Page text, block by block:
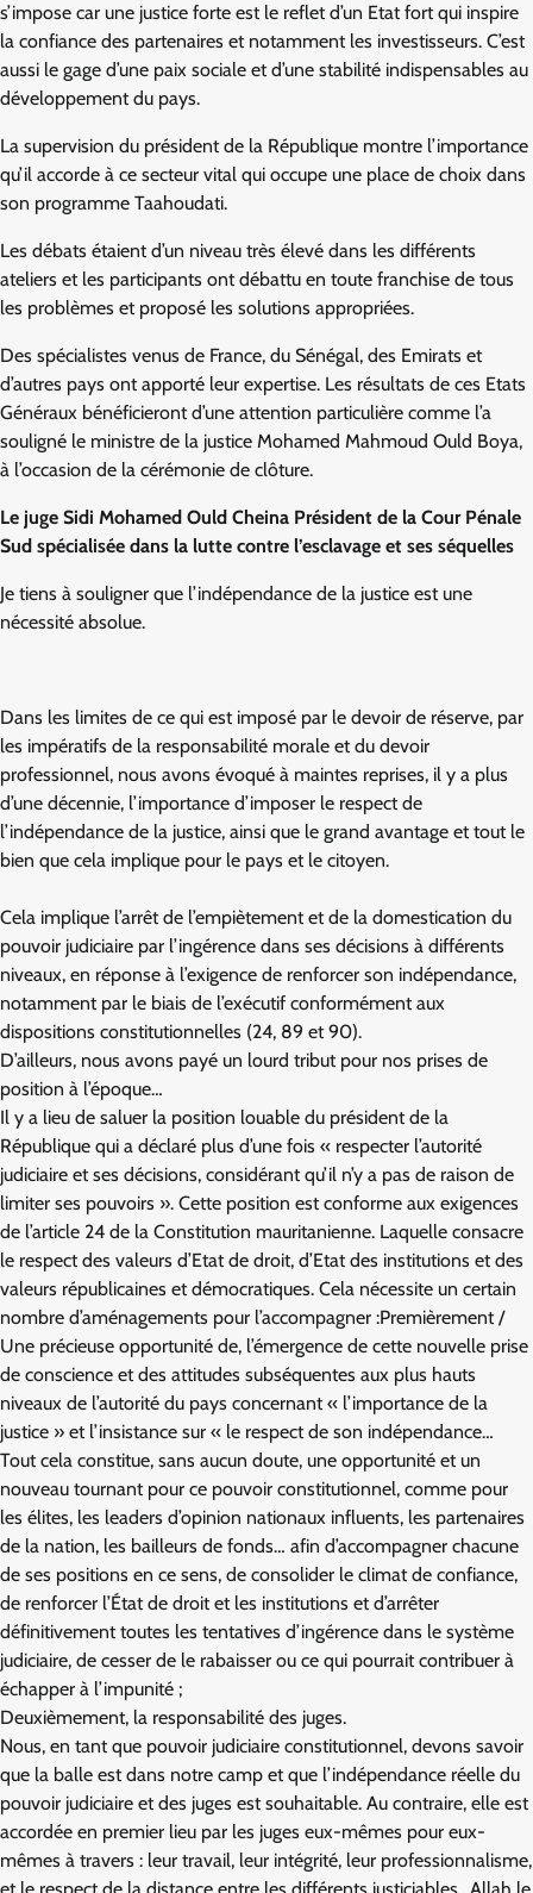
s’impose car une justice forte est le reflet d’un Etat fort qui inspire
la confiance des partenaires et notamment les investisseurs. C’est
aussi le gage d’une paix sociale et d’une stabilité indispensables au
développement du pays.
La supervision du président de la République montre l’importance
qu’il accorde à ce secteur vital qui occupe une place de choix dans
son programme Taahoudati.
Les débats étaient d’un niveau très élevé dans les différents
ateliers et les participants ont débattu en toute franchise de tous
les problèmes et proposé les solutions appropriées.
Des spécialistes venus de France, du Sénégal, des Emirats et
d’autres pays ont apporté leur expertise. Les résultats de ces Etats
Généraux bénéficieront d’une attention particulière comme l’a
souligné le ministre de la justice Mohamed Mahmoud Ould Boya,
à l’occasion de la cérémonie de clôture.
Le juge Sidi Mohamed Ould Cheina Président de la Cour Pénale
Sud spécialisée dans la lutte contre l’esclavage et ses séquelles
Je tiens à souligner que l’indépendance de la justice est une
nécessité absolue.
Dans les limites de ce qui est imposé par le devoir de réserve, par
les impératifs de la responsabilité morale et du devoir
professionnel, nous avons évoqué à maintes reprises, il y a plus
d’une décennie, l’importance d’imposer le respect de
l’indépendance de la justice, ainsi que le grand avantage et tout le
bien que cela implique pour le pays et le citoyen.
Cela implique l’arrêt de l’empiètement et de la domestication du
pouvoir judiciaire par l’ingérence dans ses décisions à différents
niveaux, en réponse à l’exigence de renforcer son indépendance,
notamment par le biais de l’exécutif conformément aux
dispositions constitutionnelles (24, 89 et 90).
D’ailleurs, nous avons payé un lourd tribut pour nos prises de
position à l’époque…
Il y a lieu de saluer la position louable du président de la
République qui a déclaré plus d’une fois « respecter l’autorité
judiciaire et ses décisions, considérant qu’il n’y a pas de raison de
limiter ses pouvoirs ». Cette position est conforme aux exigences
de l’article 24 de la Constitution mauritanienne. Laquelle consacre
le respect des valeurs d’Etat de droit, d’Etat des institutions et des
valeurs républicaines et démocratiques. Cela nécessite un certain
nombre d’aménagements pour l’accompagner :Premièrement /
Une précieuse opportunité de, l’émergence de cette nouvelle prise
de conscience et des attitudes subséquentes aux plus hauts
niveaux de l’autorité du pays concernant « l’importance de la
justice » et l’insistance sur « le respect de son indépendance…
Tout cela constitue, sans aucun doute, une opportunité et un
nouveau tournant pour ce pouvoir constitutionnel, comme pour
les élites, les leaders d’opinion nationaux influents, les partenaires
de la nation, les bailleurs de fonds… afin d’accompagner chacune
de ses positions en ce sens, de consolider le climat de confiance,
de renforcer l’État de droit et les institutions et d’arrêter
définitivement toutes les tentatives d’ingérence dans le système
judiciaire, de cesser de le rabaisser ou ce qui pourrait contribuer à
échapper à l’impunité ;
Deuxièmement, la responsabilité des juges.
Nous, en tant que pouvoir judiciaire constitutionnel, devons savoir
que la balle est dans notre camp et que l’indépendance réelle du
pouvoir judiciaire et des juges est souhaitable. Au contraire, elle est
accordée en premier lieu par les juges eux-mêmes pour eux-
mêmes à travers : leur travail, leur intégrité, leur professionnalisme,